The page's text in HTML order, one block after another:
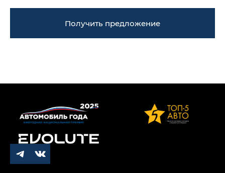
Получить предложение